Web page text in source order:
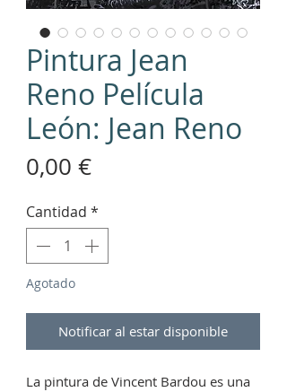
Pintura Jean
Reno Película
León: Jean Reno
0,00 €Precio
Cantidad *
Agotado
Notificar al estar disponible
La pintura de Vincent Bardou es una